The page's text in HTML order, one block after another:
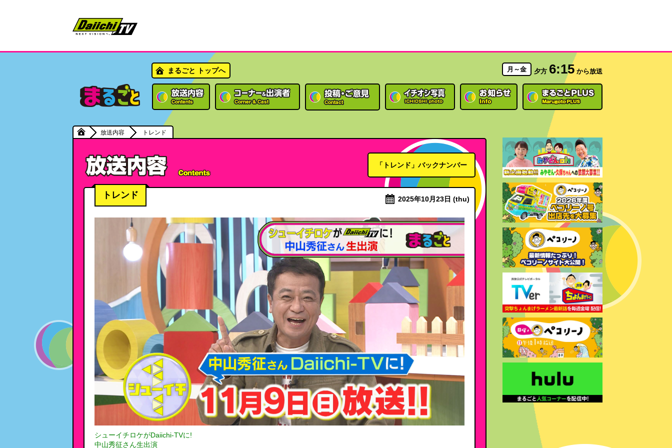
まるごと トップへ 月～金 夕方 6:15 から放送
放送内容 トレンド
「トレンド」バックナンバー
トレンド 2025年10月23日 (thu)
シューイチロケがDaiichi-TVに!
中山秀征さん生出演